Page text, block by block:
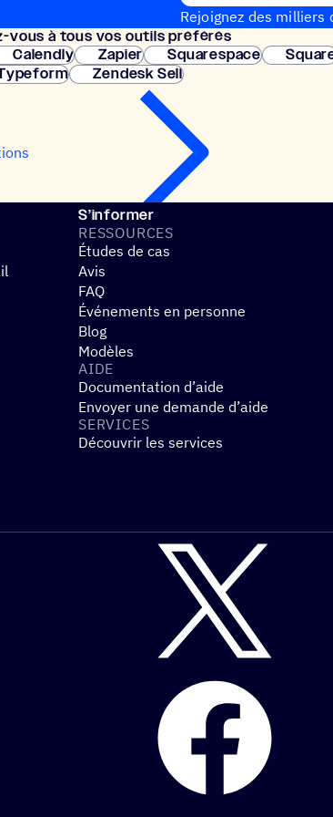
Rejoignez des
Configuration
vous à tous vos outils préférés
Calendly Zapier Squarespace
Zendesk Sell
S’informer
RESSOURCES
Études de cas
Avis
FAQ
Événements en personne
Blog
Modèles
AIDE
Documentation d’aide
Envoyer une demande d’aide
SERVICES
Découvrir les services